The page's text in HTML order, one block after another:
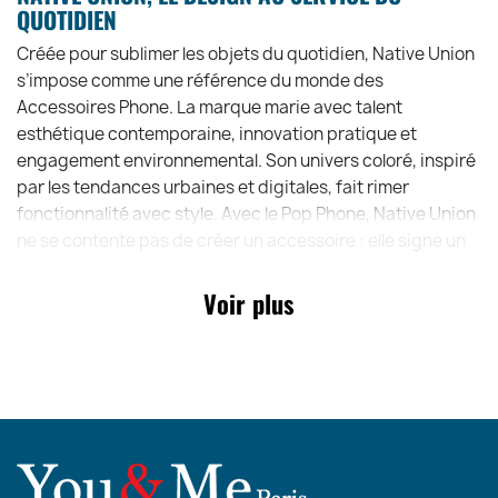
QUOTIDIEN
Créée pour sublimer les objets du quotidien, Native Union
s’impose comme une référence du monde des
Accessoires Phone. La marque marie avec talent
esthétique contemporaine, innovation pratique et
engagement environnemental. Son univers coloré, inspiré
par les tendances urbaines et digitales, fait rimer
fonctionnalité avec style. Avec le Pop Phone, Native Union
Voir plus